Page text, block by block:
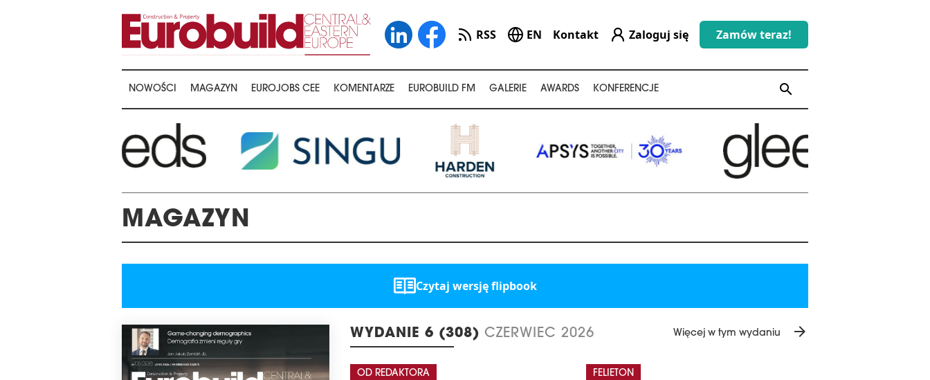
RSS EN Kontakt Zaloguj się Zamów teraz!
NOWOŚCI MAGAZYN EUROJOBS CEE KOMENTARZE EUROBUILD FM GALERIE AWARDS KONFERENCJE search
MAGAZYN
Czytaj wersję flipbook
WYDANIE 6 (308) CZERWIEC 2026 Więcej w tym wydaniu arrow_forward
OD REDAKTORA FELIETON